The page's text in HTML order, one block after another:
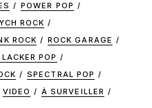
POWER POP
ROCK
ROCK
ROCK GARAGE
POP
SPECTRAL POP
VIDEO À SURVEILLER